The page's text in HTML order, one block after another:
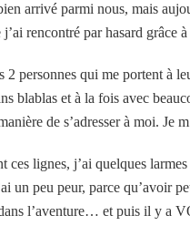
arrivé parmi nous, mais
j’ai rencontré par hasard grâce à
2 personnes qui me portent à
blablas et à la fois avec
de s’adresser à moi. Je
ces lignes, j’ai quelques
un peu peur, parce qu’avoir
l’aventure… et puis il y a